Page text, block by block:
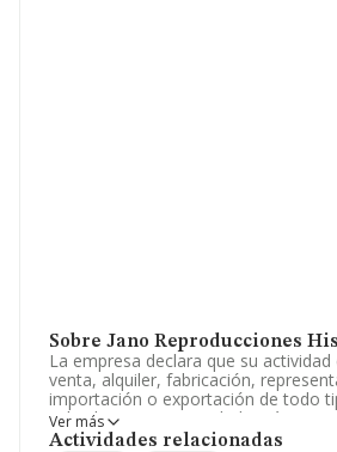
Sobre Jano Reproducciones
La empresa declara que su
venta, alquiler, fabricación,
importación o exportación de todo
calzado; etc. La sociedad está
Mercantil como Sociedad Limitada.
Ver más
Actividades relacionadas